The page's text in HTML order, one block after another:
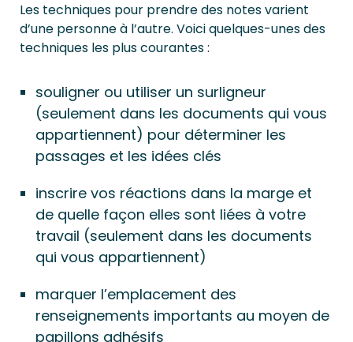
Les techniques pour prendre des notes varient
d’une personne à l’autre. Voici quelques-unes des
techniques les plus courantes :
souligner ou utiliser un surligneur
(seulement dans les documents qui vous
appartiennent) pour déterminer les
passages et les idées clés
inscrire vos réactions dans la marge et
de quelle façon elles sont liées à votre
travail (seulement dans les documents
qui vous appartiennent)
marquer l’emplacement des
renseignements importants au moyen de
papillons adhésifs